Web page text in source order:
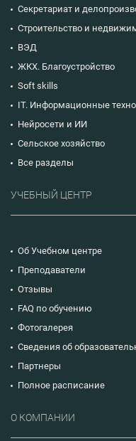
Секретариат и
Строительство и
ВЭД
ЖКХ. Благоустройство
Soft skills
IT. Информационные
Нейросети и ИИ
Сельское хозяйство
Все разделы
УЧЕБНЫЙ ЦЕНТР
Об Учебном центре
Преподаватели
Отзывы
FAQ по обучению
Фотогалерея
Сведения об
Партнеры
Полное расписание
О КОМПАНИИ